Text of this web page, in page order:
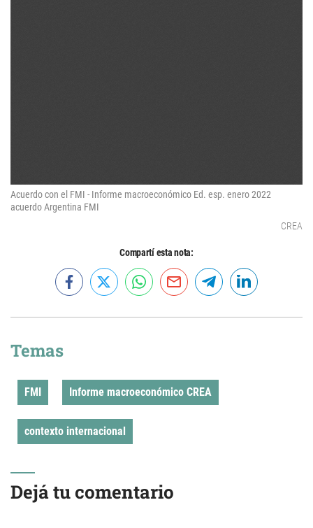
Acuerdo con el FMI - Informe macroeconómico Ed. esp. enero 2022
acuerdo Argentina FMI
CREA
Compartí esta nota:
Temas
FMI Informe macroeconómico CREA
contexto internacional
Dejá tu comentario